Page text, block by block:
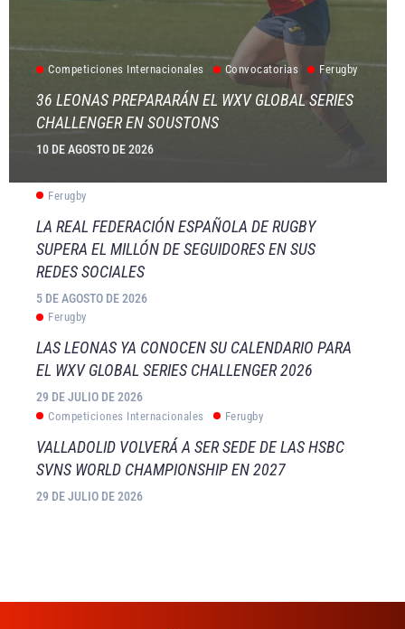
Competiciones Internacionales Convocatorias Ferugby
36 LEONAS PREPARARÁN EL WXV GLOBAL SERIES
CHALLENGER EN SOUSTONS
10 DE AGOSTO DE 2026
Ferugby
LA REAL FEDERACIÓN ESPAÑOLA DE RUGBY
SUPERA EL MILLÓN DE SEGUIDORES EN SUS
REDES SOCIALES
5 DE AGOSTO DE 2026
Ferugby
LAS LEONAS YA CONOCEN SU CALENDARIO PARA
EL WXV GLOBAL SERIES CHALLENGER 2026
29 DE JULIO DE 2026
Competiciones Internacionales Ferugby
VALLADOLID VOLVERÁ A SER SEDE DE LAS HSBC
SVNS WORLD CHAMPIONSHIP EN 2027
29 DE JULIO DE 2026